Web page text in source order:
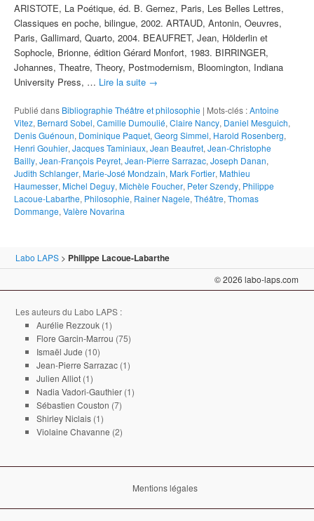
ARISTOTE, La Poétique, éd. B. Gernez, Paris, Les Belles Lettres,
Classiques en poche, bilingue, 2002. ARTAUD, Antonin, Oeuvres,
Paris, Gallimard, Quarto, 2004. BEAUFRET, Jean, Hölderlin et
Sophocle, Brionne, édition Gérard Monfort, 1983. BIRRINGER,
Johannes, Theatre, Theory, Postmodernism, Bloomington, Indiana
University Press, … Lire la suite →
Publié dans Bibliographie Théâtre et philosophie | Mots-clés :Antoine
Vitez, Bernard Sobel, Camille Dumoulié, Claire Nancy, Daniel Mesguich,
Denis Guénoun, Dominique Paquet, Georg Simmel, Harold Rosenberg,
Henri Gouhier, Jacques Taminiaux, Jean Beaufret, Jean-Christophe
Bailly, Jean-François Peyret, Jean-Pierre Sarrazac, Joseph Danan,
Judith Schlanger, Marie-José Mondzain, Mark Fortier, Mathieu
Haumesser, Michel Deguy, Michèle Foucher, Peter Szendy, Philippe
Lacoue-Labarthe, Philosophie, Rainer Nagele, Théâtre, Thomas
Dommange, Valère Novarina
Labo LAPS > Philippe Lacoue-Labarthe
© 2026 labo-laps.com
Les auteurs du Labo LAPS :
Aurélie Rezzouk (1)
Flore Garcin-Marrou (75)
Ismaël Jude (10)
Jean-Pierre Sarrazac (1)
Julien Alliot (1)
Nadia Vadori-Gauthier (1)
Sébastien Couston (7)
Shirley Niclais (1)
Violaine Chavanne (2)
Mentions légales